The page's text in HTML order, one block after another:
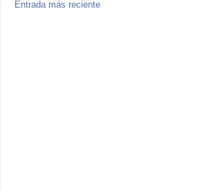
Entrada más reciente